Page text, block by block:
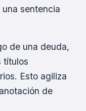
sentencia
de una deuda,
títulos
Esto agiliza
de